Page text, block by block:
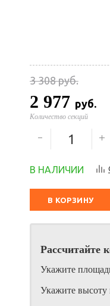
3 308руб.
2 977 руб.
Количество секций
В НАЛИЧИИ
В КОРЗИНУ
Рассчитайте
Укажите
Укажите высоту